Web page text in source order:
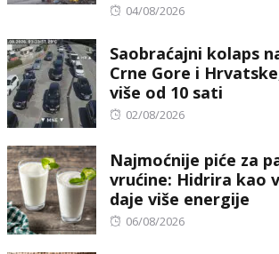
Posted
04/08/2026
Saobraćajni kolaps
Crne Gore i
više od 10 sati
Posted
02/08/2026
Najmoćnije piće za
vrućine: Hidrira kao
daje više energije
Posted
06/08/2026